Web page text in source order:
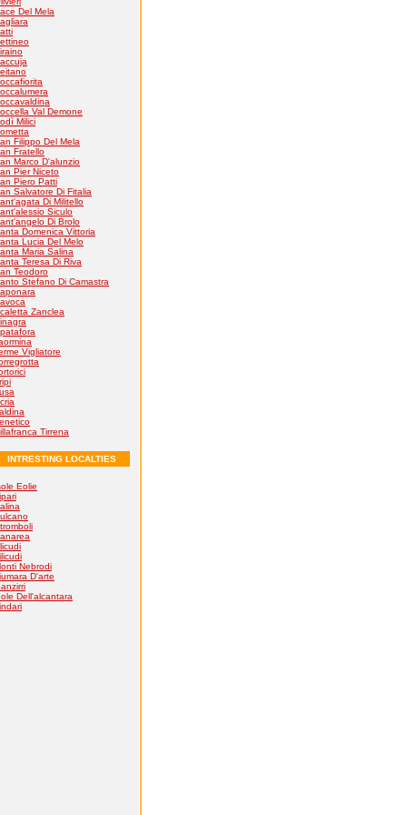
Del Mela
Val Demone
Milici
Filippo Del Mela
Fratello
Marco D'alunzio
Pier Niceto
Piero Patti
Salvatore Di Fitalia
Di Militello
Siculo
Di Brolo
Domenica Vittoria
Lucia Del Melo
Maria Salina
Teresa Di Riva
Teodoro
Stefano Di Camastra
Zanclea
Vigliatore
Tirrena
INTRESTING LOCALTIES
Eolie
Nebrodi
D'arte
Dell'alcantara